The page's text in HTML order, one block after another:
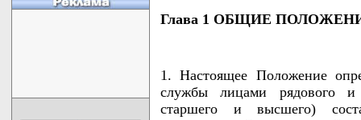
Глава 1 ОБЩИЕ
1. Настоящее Положение
службы лицами рядового и
старшего и высшего)